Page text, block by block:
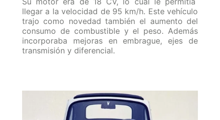
llegar a la velocidad de 95 km/h. Este vehículo
trajo como novedad también el aumento del
consumo de combustible y el peso. Además
incorporaba mejoras en embrague, ejes de
transmisión y diferencial.